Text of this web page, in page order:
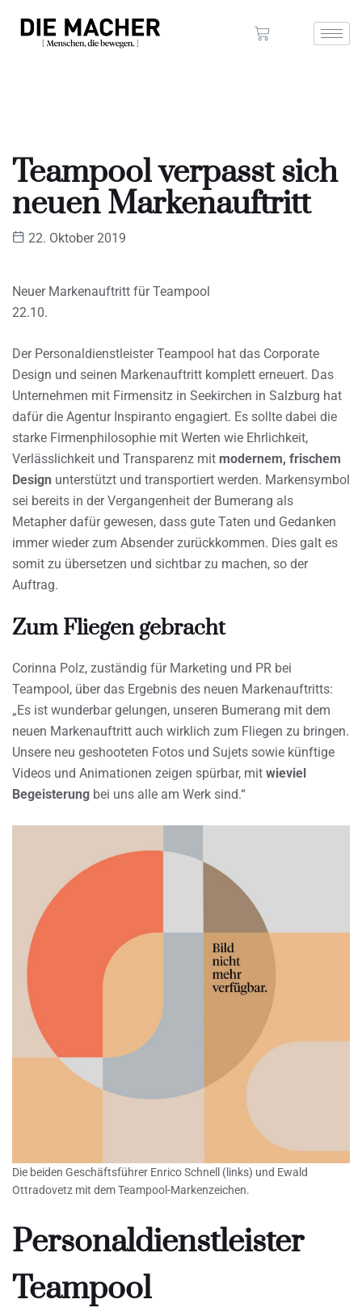
Teampool verpasst sich
neuen Markenauftritt
22. Oktober 2019
Neuer Markenauftritt für Teampool
22.10.
Der Personaldienstleister Teampool hat das Corporate
Design und seinen Markenauftritt komplett erneuert. Das
Unternehmen mit Firmensitz in Seekirchen in Salzburg hat
dafür die Agentur Inspiranto engagiert. Es sollte dabei die
starke Firmenphilosophie mit Werten wie Ehrlichkeit,
Verlässlichkeit und Transparenz mit modernem, frischem
Design unterstützt und transportiert werden. Markensymbol
sei bereits in der Vergangenheit der Bumerang als
Metapher dafür gewesen, dass gute Taten und Gedanken
immer wieder zum Absender zurückkommen. Dies galt es
somit zu übersetzen und sichtbar zu machen, so der
Auftrag.
Zum Fliegen gebracht
Corinna Polz, zuständig für Marketing und PR bei
Teampool, über das Ergebnis des neuen Markenauftritts:
„Es ist wunderbar gelungen, unseren Bumerang mit dem
neuen Markenauftritt auch wirklich zum Fliegen zu bringen.
Unsere neu geshooteten Fotos und Sujets sowie künftige
Videos und Animationen zeigen spürbar, mit wieviel
Begeisterung bei uns alle am Werk sind.“
Die beiden Geschäftsführer Enrico Schnell (links) und Ewald
Ottradovetz mit dem Teampool-Markenzeichen.
Personaldienstleister
Teampool